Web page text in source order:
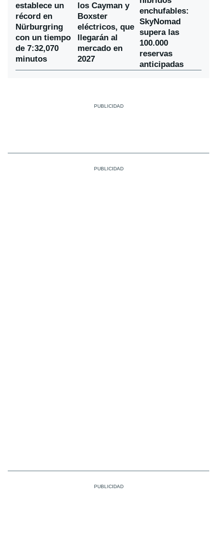
establece un
récord en
Nürburgring
con un tiempo
de 7:32,070
minutos
los Cayman y
Boxster
eléctricos, que
llegarán al
mercado en
2027
enchufables:
SkyNomad
supera las
100.000
reservas
anticipadas